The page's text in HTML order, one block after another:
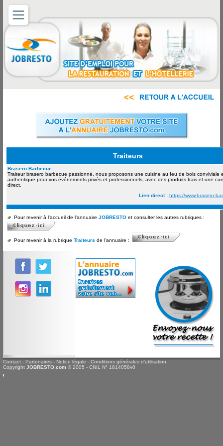
Traiteurs
Brasero Barbecue
Traiteur brasero barbecue passionné, nous proposons une cuisine au feu de bois conviviale
authentique pour vos événements privés et professionnels, avec des produits frais et une
direct.
Lien direct : https://www.brasero-
Pour revenir à l'accueil de l'annuaire JOBRESTO et consulter les autres rubriques :
Pour revenir à la rubrique Traiteurs de l'annuaire :
Contact - Partenaires - Notice légale - Conditions générales d'utilisation
Copyright JOBRESTO.com © 2005 - CNIL N° 1814058v0